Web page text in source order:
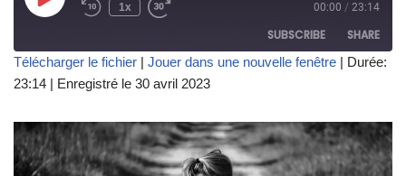
1x 00:00 / 23:14
SUBSCRIBE SHARE
SHARE
LINK
EMBED
Télécharger le fichier | Jouer dans une nouvelle fenêtre | Durée:
23:14 | Enregistré le 30 avril 2023